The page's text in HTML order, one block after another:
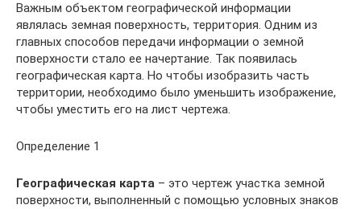
Важным объектом географической информации
являлась земная поверхность, территория. Одним из
главных способов передачи информации о земной
поверхности стало ее начертание. Так появилась
географическая карта. Но чтобы изобразить часть
территории, необходимо было уменьшить изображение,
чтобы уместить его на лист чертежа.
Определение 1
Географическая карта – это чертеж участка земной
поверхности, выполненный с помощью условных знаков